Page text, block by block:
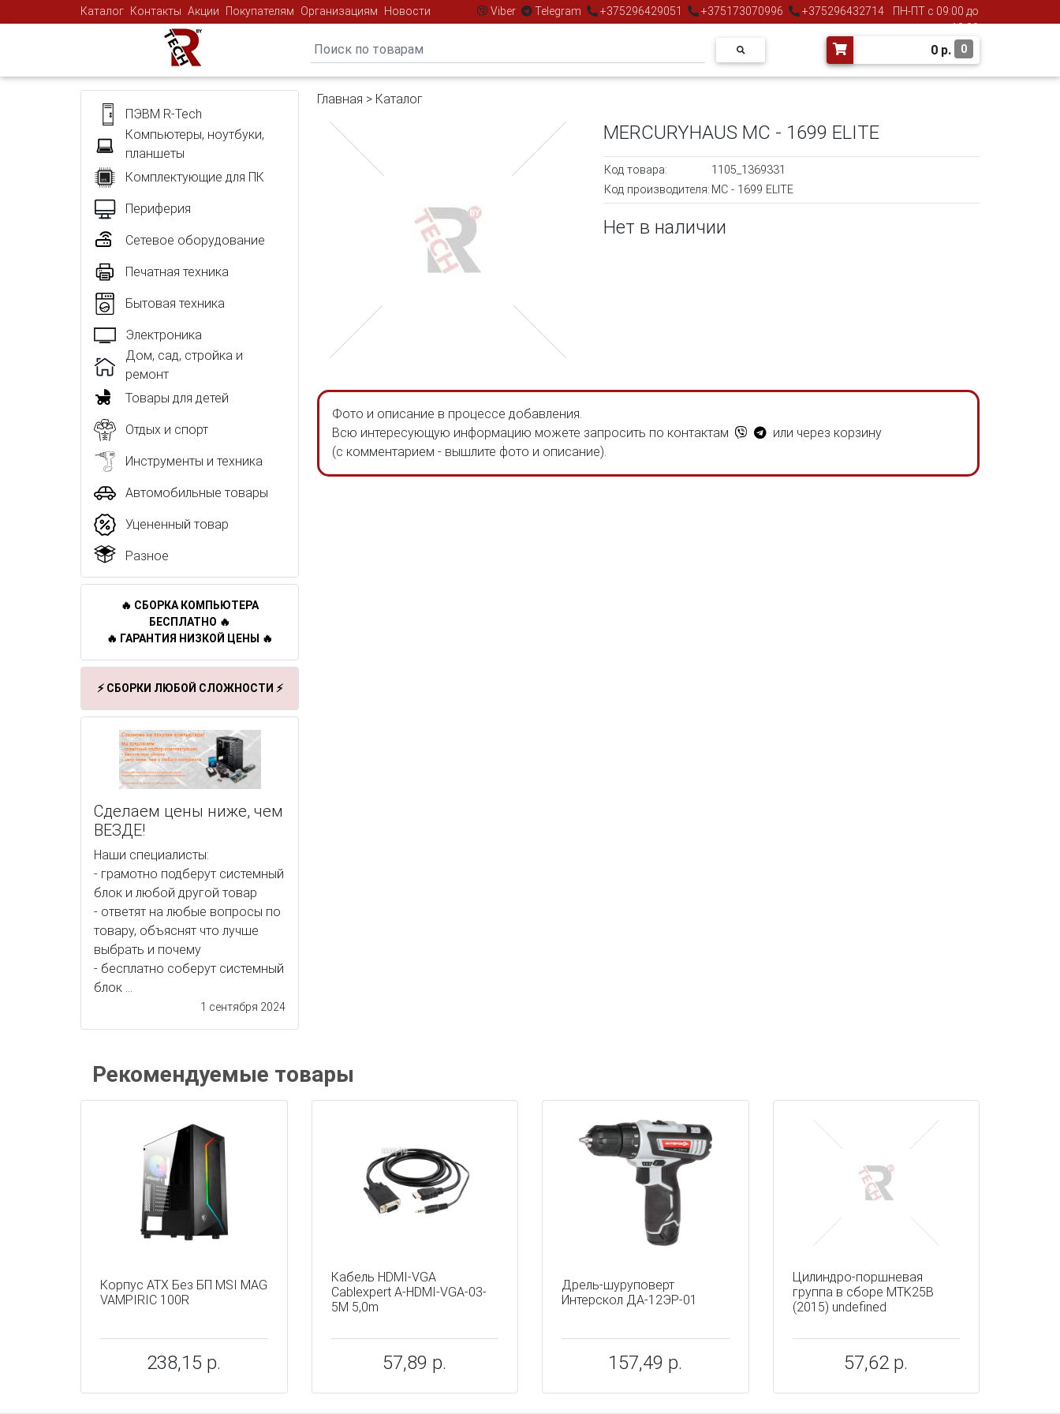
Каталог Контакты Акции Покупателям Организациям Новости Viber Telegram +375296429051 +375173070996 +375296432714
ПН-ПТ с 09:00 до
18:00
0 р. 0
ПЭВМ R-Tech
Компьютеры, ноутбуки,
планшеты
Комплектующие для ПК
Периферия
Сетевое оборудование
Печатная техника
Бытовая техника
Электроника
Дом, сад, стройка и
ремонт
Товары для детей
Отдых и спорт
Инструменты и техника
Автомобильные товары
Уцененный товар
Разное
🔥 СБОРКА КОМПЬЮТЕРА
БЕСПЛАТНО 🔥
🔥 ГАРАНТИЯ НИЗКОЙ ЦЕНЫ 🔥
⚡ СБОРКИ ЛЮБОЙ СЛОЖНОСТИ ⚡
Сделаем цены ниже, чем
ВЕЗДЕ!
Наши специалисты:
- грамотно подберут системный
блок и любой другой товар
- ответят на любые вопросы по
товару, объяснят что лучше
выбрать и почему
- бесплатно соберут системный
блок ...
1 сентября 2024
Главная > Каталог
MERCURYHAUS MC - 1699 ELITE
Код товара:
1105_1369331
Код производителя: MC - 1699 ELITE
Нет в наличии
Фото и описание в процессе добавления.
Всю интересующую информацию можете запросить по контактам
или через корзину
(с комментарием - вышлите фото и описание).
Рекомендуемые товары
Корпус ATX Без БП MSI MAG
VAMPIRIC 100R
238,15 р.
Кабель HDMI-VGA
Cablexpert A-HDMI-VGA-03-
5M 5,0m
57,89 р.
Дрель-шуруповерт
Интерскол ДА-12ЭР-01
157,49 р.
Цилиндро-поршневая
группа в сборе MTK25B
(2015) undefined
57,62 р.